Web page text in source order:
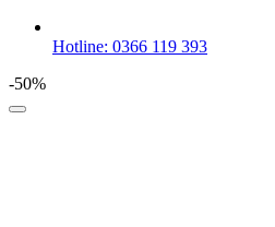
Hotline: 0366 119 393
-50%